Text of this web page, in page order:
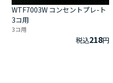
WTF7003W コンセントプレ-ト
3コ用
3コ用
税込218円